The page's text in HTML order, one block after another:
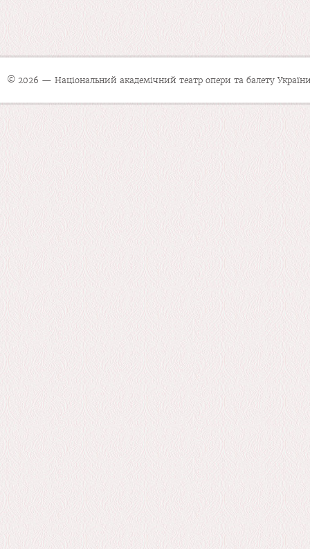
© 2026 — Національний академічний театр опери та балету